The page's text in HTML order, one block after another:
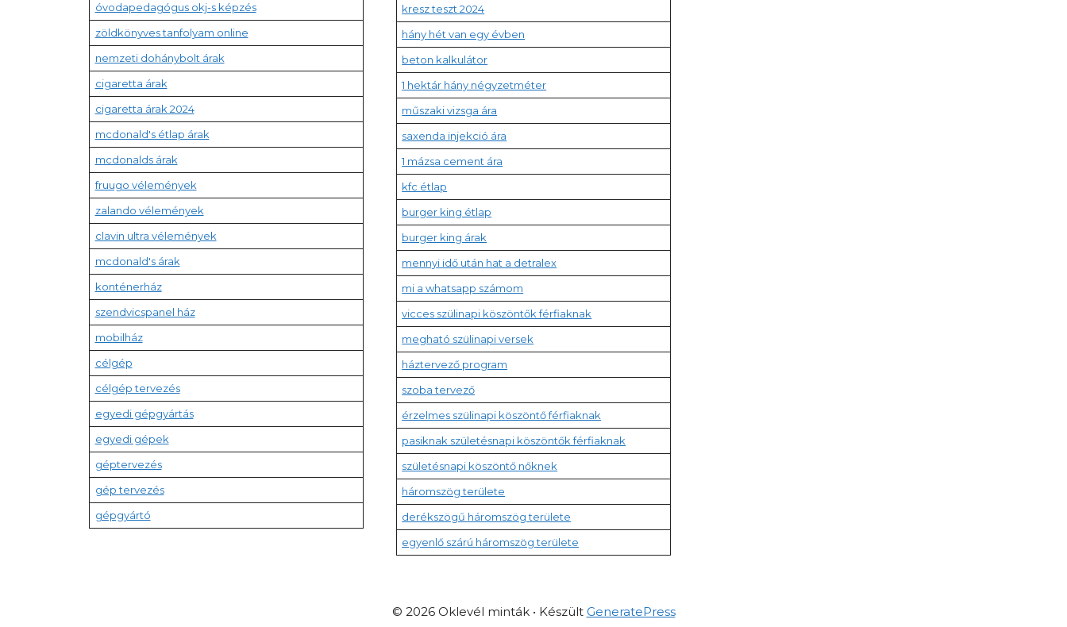
óvodapedagógus okj-s képzés
zöldkönyves tanfolyam online
nemzeti dohánybolt árak
cigaretta árak
cigaretta árak 2024
mcdonald's étlap árak
mcdonalds árak
fruugo vélemények
zalando vélemények
clavin ultra vélemények
mcdonald's árak
konténerház
szendvicspanel ház
mobilház
célgép
célgép tervezés
egyedi gépgyártás
egyedi gépek
géptervezés
gép tervezés
gépgyártó
kresz teszt 2024
hány hét van egy évben
beton kalkulátor
1 hektár hány négyzetméter
műszaki vizsga ára
saxenda injekció ára
1 mázsa cement ára
kfc étlap
burger king étlap
burger king árak
mennyi idő után hat a detralex
mi a whatsapp számom
vicces szülinapi köszöntők férfiaknak
megható szülinapi versek
háztervező program
szoba tervező
érzelmes szülinapi köszöntő férfiaknak
pasiknak születésnapi köszöntők férfiaknak
születésnapi köszöntő nőknek
háromszög területe
derékszögű háromszög területe
egyenlő szárú háromszög területe
© 2026 Oklevél minták• Készült GeneratePress